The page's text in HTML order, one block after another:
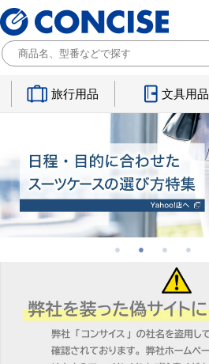
旅行用品 文具用品